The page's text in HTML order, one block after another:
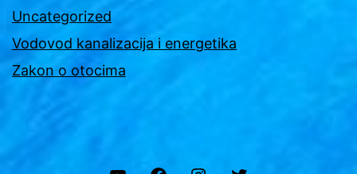
Uncategorized
Vodovod kanalizacija i energetika
Zakon o otocima